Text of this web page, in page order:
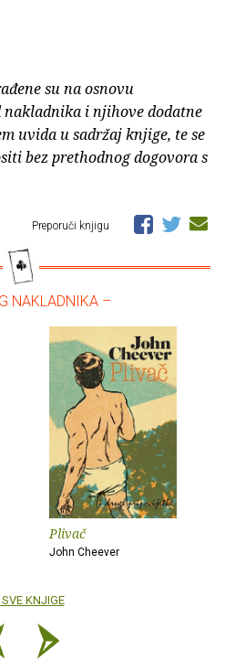
su na osnovu
i njihove dodatne
uvida u sadržaj knjige, te se
bez prethodnog dogovora s
Preporuči knjigu
NAKLADNIKA –
Plivač
John Cheever
KNJIGE